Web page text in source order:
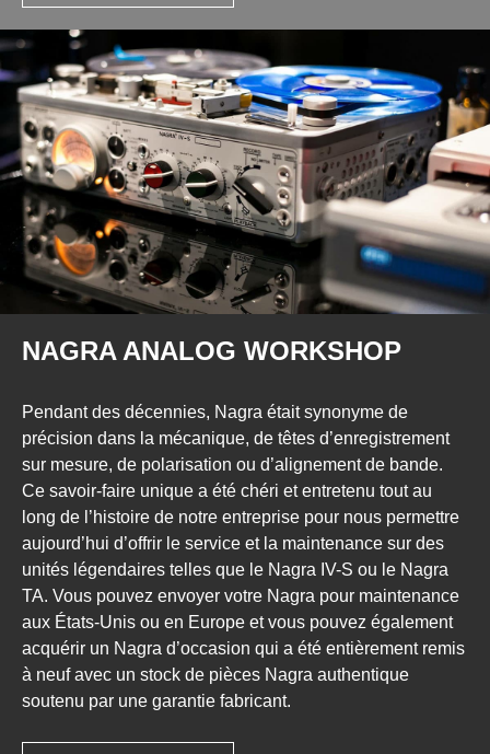
NAGRA ANALOG WORKSHOP
Pendant des décennies, Nagra était synonyme de
précision dans la mécanique, de têtes d’enregistrement
sur mesure, de polarisation ou d’alignement de bande.
Ce savoir-faire unique a été chéri et entretenu tout au
long de l’histoire de notre entreprise pour nous permettre
aujourd’hui d’offrir le service et la maintenance sur des
unités légendaires telles que le Nagra IV-S ou le Nagra
TA. Vous pouvez envoyer votre Nagra pour maintenance
aux États-Unis ou en Europe et vous pouvez également
acquérir un Nagra d’occasion qui a été entièrement remis
à neuf avec un stock de pièces Nagra authentique
soutenu par une garantie fabricant.